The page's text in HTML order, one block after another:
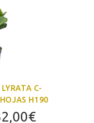
C-
H190
€El